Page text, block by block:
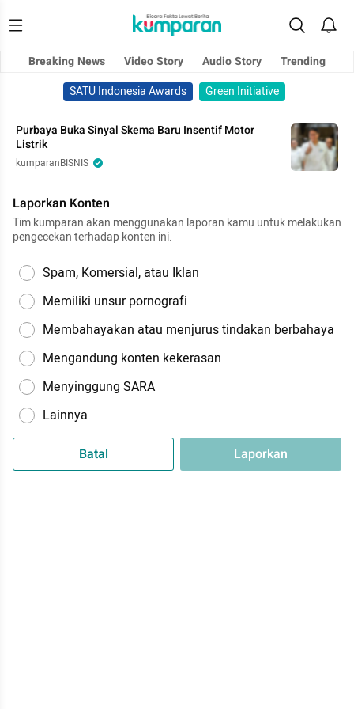
Breaking News Video Story Audio Story
Trending
SATU Indonesia Awards
Green Initiative
Purbaya Buka Sinyal Skema Baru Insentif Motor
Listrik
kumparanBISNIS
Laporkan Konten
Tim kumparan akan menggunakan laporan kamu untuk melakukan
pengecekan terhadap konten ini.
Spam, Komersial, atau Iklan
Memiliki unsur pornografi
Membahayakan atau menjurus tindakan berbahaya
Mengandung konten kekerasan
Menyinggung SARA
Lainnya
Batal Laporkan